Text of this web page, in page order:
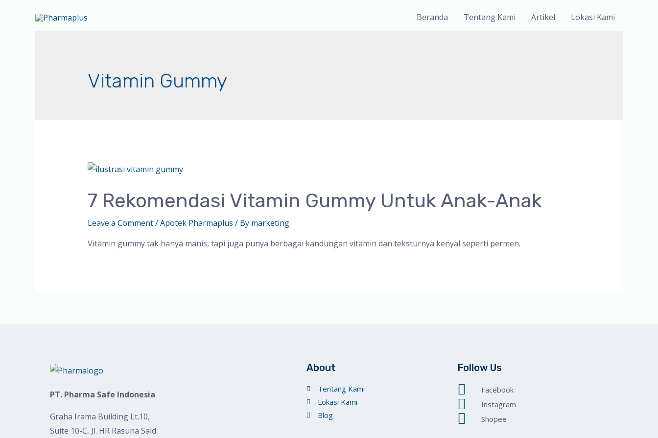
Beranda Tentang Kami Artikel Lokasi Kami
Vitamin Gummy
7 Rekomendasi Vitamin Gummy Untuk Anak-Anak
Leave a Comment/Apotek Pharmaplus / By marketing
Vitamin gummy tak hanya manis, tapi juga punya berbagai kandungan vitamin dan teksturnya kenyal seperti permen.
PT. Pharma Safe Indonesia
Graha Irama Building Lt.10,
Suite 10-C, Jl. HR Rasuna Said
About
Tentang Kami
Lokasi Kami
Blog
Follow Us
Facebook
Instagram
Shopee